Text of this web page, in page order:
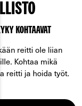
KOHTAAVAT
reitti ole liian
Kohtaa mikä
reitti ja hoida työt.